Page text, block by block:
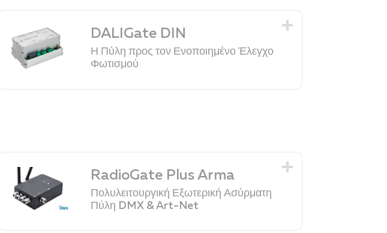
DALIGate DIN
Η Πύλη προς τον Ενοποιημένο Έλεγχο
Φωτισμού
RadioGate Plus Arma
Πολυλειτουργική Εξωτερική Ασύρματη
Πύλη DMX & Art-Net